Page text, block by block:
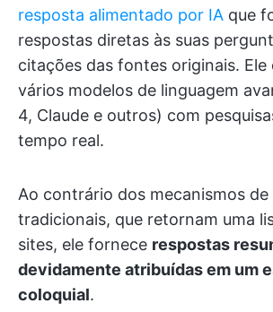
resposta alimentado por IA que
respostas diretas às suas
citações das fontes originais. Ele
vários modelos de linguagem
4, Claude e outros) com
tempo real.
Ao contrário dos mecanismos de
tradicionais, que retornam uma
sites, ele fornece respostas
devidamente atribuídas em um
coloquial.